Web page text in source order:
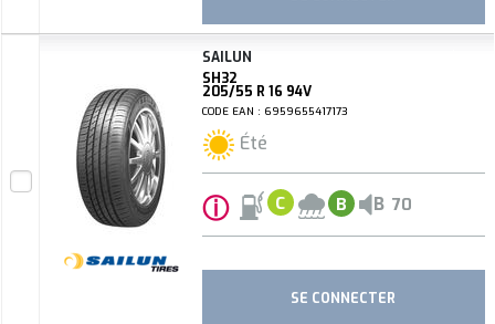
SAILUN
SH32
205/55 R 16 94V
CODE EAN : 6959655417173
Été
ⓘ C B B 70
SE CONNECTER